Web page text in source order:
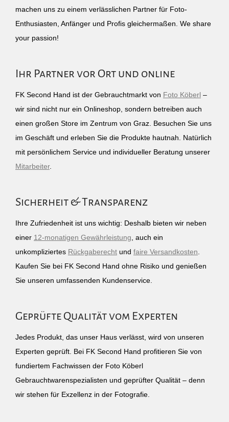
machen uns zu einem verlässlichen Partner für Foto-
Enthusiasten, Anfänger und Profis gleichermaßen. We share
your passion!
Ihr Partner vor Ort und online
FK Second Hand ist der Gebrauchtmarkt von Foto Köberl –
wir sind nicht nur ein Onlineshop, sondern betreiben auch
einen großen Store im Zentrum von Graz. Besuchen Sie uns
im Geschäft und erleben Sie die Produkte hautnah. Natürlich
mit persönlichem Service und individueller Beratung unserer
Mitarbeiter.
Sicherheit & Transparenz
Ihre Zufriedenheit ist uns wichtig: Deshalb bieten wir neben
einer 12-monatigen Gewährleistung , auch ein
unkompliziertes Rückgaberecht und faire Versandkosten
Kaufen Sie bei FK Second Hand ohne Risiko und genießen
Sie unseren umfassenden Kundenservice.
Geprüfte Qualität vom Experten
Jedes Produkt, das unser Haus verlässt, wird von unseren
Experten geprüft. Bei FK Second Hand profitieren Sie von
fundiertem Fachwissen der Foto Köberl
Gebrauchtwarenspezialisten und geprüfter Qualität – denn
wir stehen für Exzellenz in der Fotografie.